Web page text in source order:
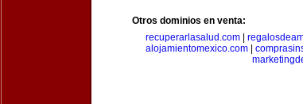
Otros dominios en venta:
recuperarlasalud.com
alojamientomexico.com|